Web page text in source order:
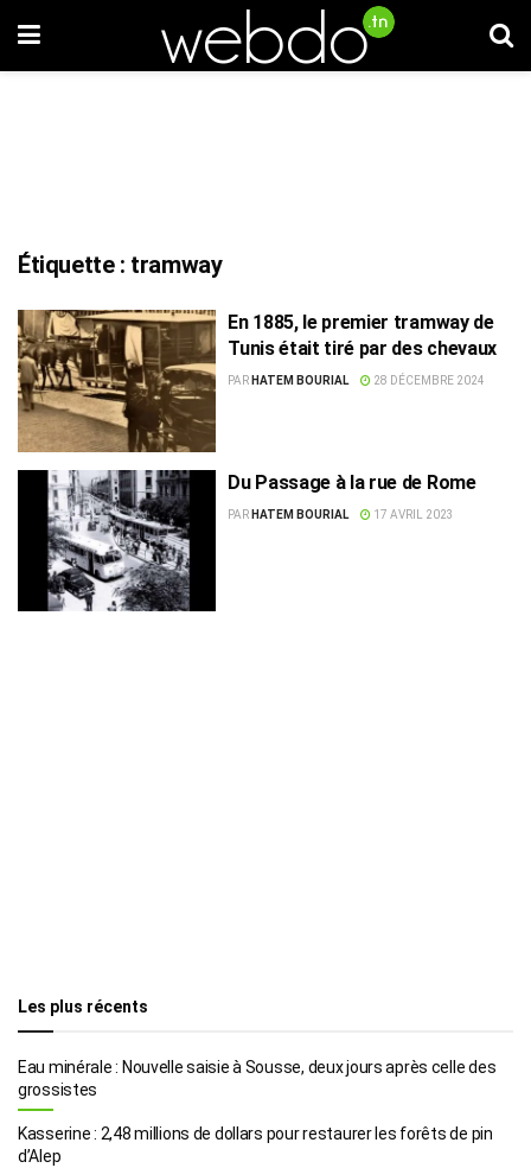
Étiquette : tramway
En 1885, le premier tramway de
Tunis était tiré par des chevaux
PAR HATEM BOURIAL 28 DÉCEMBRE 2024
Du Passage à la rue de Rome
PAR HATEM BOURIAL 17 AVRIL 2023
Les plus récents
Eau minérale : Nouvelle saisie à Sousse, deux jours après celle des
grossistes
Kasserine : 2,48 millions de dollars pour restaurer les forêts de pin
d’Alep